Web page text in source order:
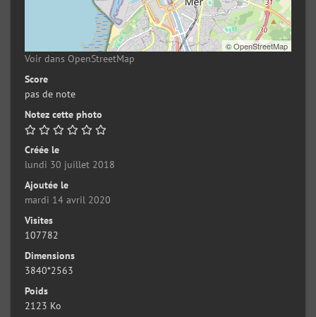
©OpenStreetMap
Voir dans OpenStreetMap
Score
pas de note
Notez cette photo
Créée le
lundi 30 juillet 2018
Ajoutée le
mardi 14 avril 2020
Visites
107782
Dimensions
3840*2563
Poids
2123 Ko